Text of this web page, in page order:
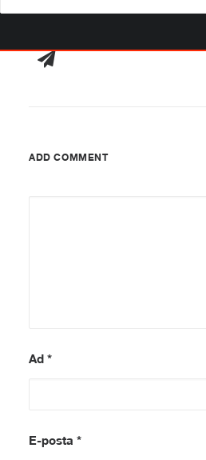
ADD COMMENT
Ad *
E-posta *